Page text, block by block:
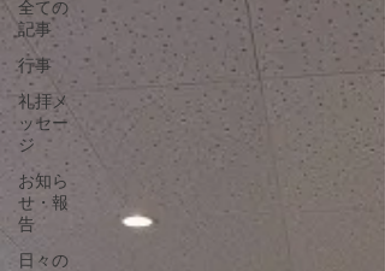
全ての
記事
行事
礼拝メ
ッセー
ジ
お知ら
せ・報
告
日々の